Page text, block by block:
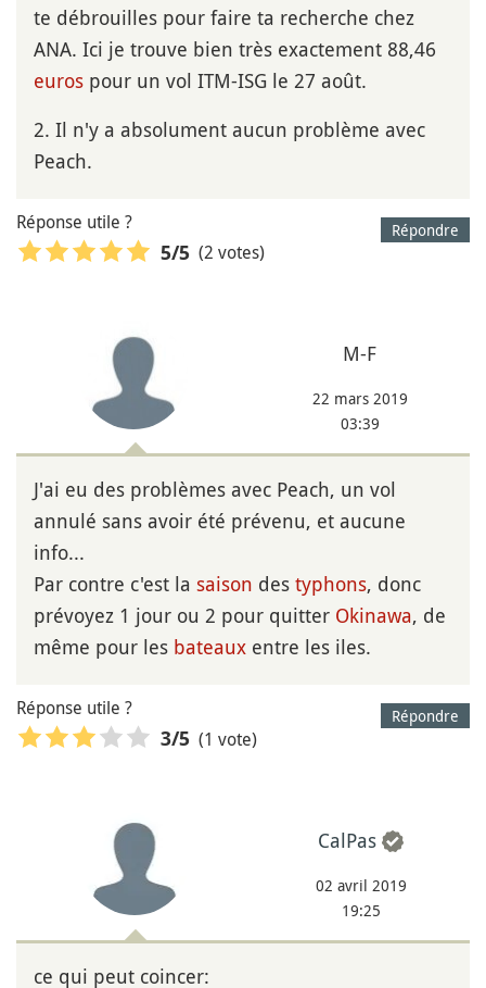
te débrouilles pour faire ta recherche chez
ANA. Ici je trouve bien très exactement 88,46
euros pour un vol ITM-ISG le 27 août.
2. Il n'y a absolument aucun problème avec
Peach.
Répondre
Réponse utile ?
5/5 (2 votes)
M-F
22 mars 2019
03:39
J'ai eu des problèmes avec Peach, un vol
annulé sans avoir été prévenu, et aucune
info...
Par contre c'est la saison des typhons, donc
prévoyez 1 jour ou 2 pour quitter Okinawa, de
même pour les bateaux entre les iles.
Répondre
Réponse utile ?
3/5 (1 vote)
CalPas
02 avril 2019
19:25
ce qui peut coincer: